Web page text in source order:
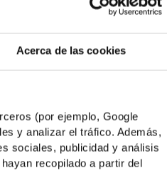
Acerca de las cookies
(por ejemplo, Google
y analizar el tráfico. Además,
sociales, publicidad y análisis
recopilado a partir del
fins i
d'aquest
és un
un crit